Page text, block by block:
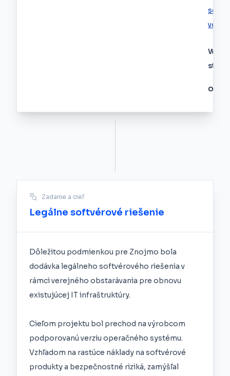
Zadanie a cieľ
Legálne softvérové riešenie
Dôležitou podmienkou pre Znojmo bola
dodávka legálneho softvérového riešenia v
rámci verejného obstarávania pre obnovu
existujúcej IT infraštruktúry.
Cieľom projektu bol prechod na výrobcom
podporovanú verziu operačného systému.
Vzhľadom na rastúce náklady na softvérové
produkty a bezpečnostné riziká, zamýšľal